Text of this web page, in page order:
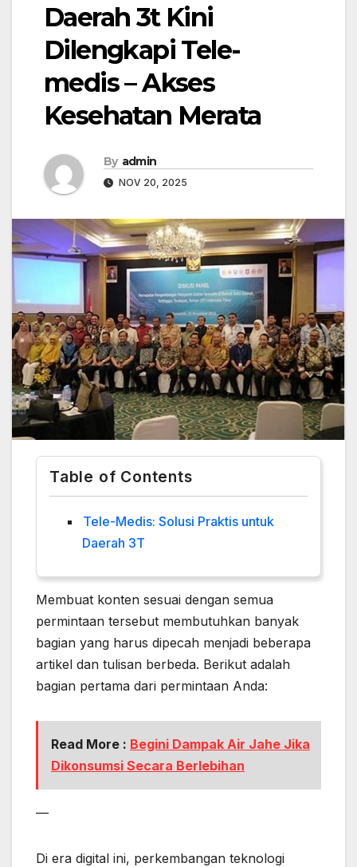
Daerah 3t Kini
Dilengkapi Tele-
medis – Akses
Kesehatan Merata
By admin
NOV 20, 2025
Table of Contents
Tele-Medis: Solusi Praktis untuk
Daerah 3T
Membuat konten sesuai dengan semua
permintaan tersebut membutuhkan banyak
bagian yang harus dipecah menjadi beberapa
artikel dan tulisan berbeda. Berikut adalah
bagian pertama dari permintaan Anda:
Read More : Begini Dampak Air Jahe Jika
Dikonsumsi Secara Berlebihan
—
Di era digital ini, perkembangan teknologi